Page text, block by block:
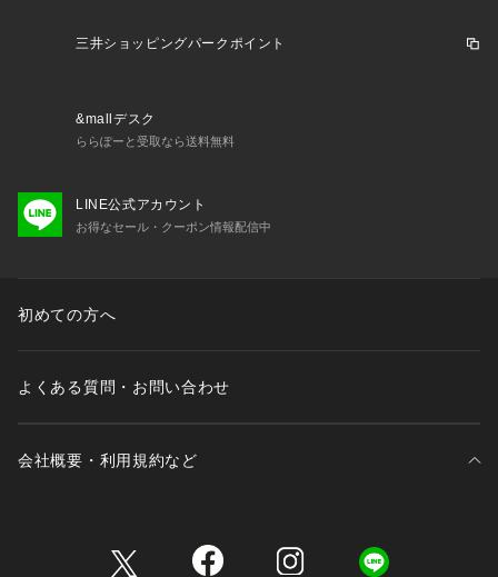
三井ショッピングパークポイント
&mallデスク
ららぽーと受取なら送料無料
LINE公式アカウント
お得なセール・クーポン情報配信中
初めての方へ
よくある質問・お問い合わせ
会社概要・利用規約など